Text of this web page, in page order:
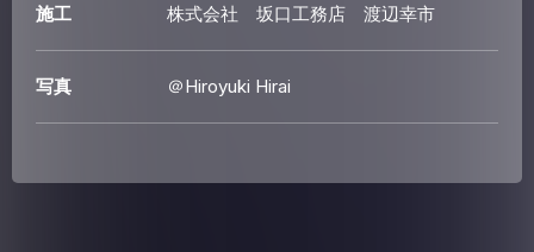
施工 株式会社 坂口工務店 渡辺幸市
写真 ＠Hiroyuki Hirai